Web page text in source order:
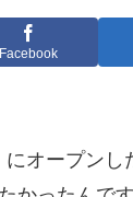
Facebook
オープンし